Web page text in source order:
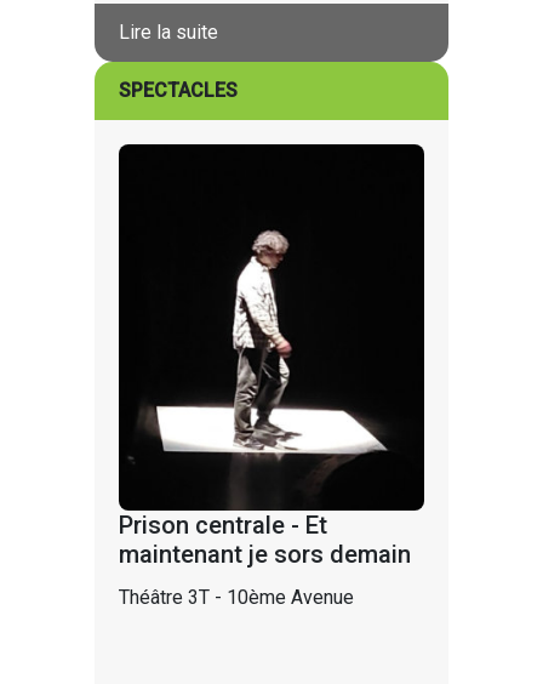
Lire la suite
SPECTACLES
Prison centrale - Et
maintenant je sors demain
Théâtre 3T - 10ème Avenue